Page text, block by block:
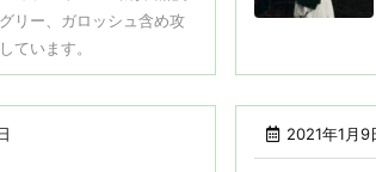
リー、ガロッシュ含め攻
ています。
2021年1月9